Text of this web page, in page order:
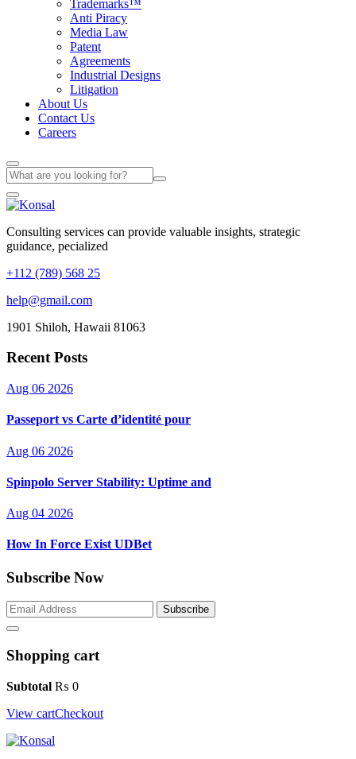
Trademarks™
Anti Piracy
Media Law
Patent
Agreements
Industrial Designs
Litigation
About Us
Contact Us
Careers
Consulting services can provide valuable insights, strategic
guidance, pecialized
+112 (789) 568 25
help@gmail.com
1901 Shiloh, Hawaii 81063
Recent Posts
Aug 06 2026
Passeport vs Carte d’identité pour
Aug 06 2026
Spinpolo Server Stability: Uptime and
Aug 04 2026
How In Force Exist UDBet
Subscribe Now
Subscribe
Shopping cart
Subtotal ₨ 0
View cartCheckout